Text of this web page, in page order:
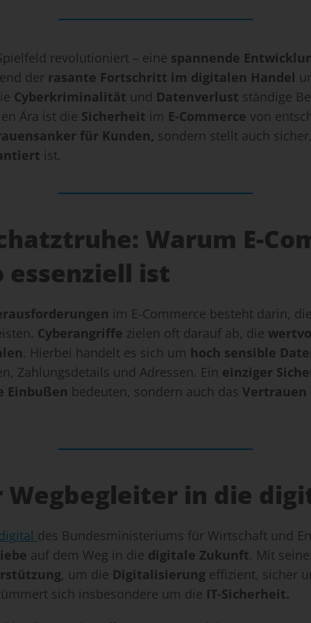
revolutioniert – eine spannende
der rasante Fortschritt im digitalen Handel
Cyberkriminalität und Datenverlust ständige
Ära ist die Sicherheit im E-Commerce von
für Kunden, sondern stellt auch
ist.
Warum E-
essenziell ist
im E-Commerce besteht darin,
Cyberangriffe zielen oft darauf ab, die
. Hierbei handelt es sich um hoch sensible
Zahlungsdetails und Adressen. Ein einziger
Einbußen bedeuten, sondern auch das Vertrauen
Wegbegleiter in die
des Bundesministeriums für Wirtschaft und
auf dem Weg in die digitale Zukunft. Mit
, um die Digitalisierung effizient, sicher
sich insbesondere um die IT-Sicherheit.